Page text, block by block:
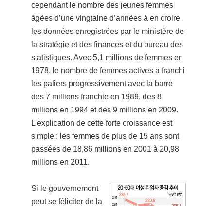
cependant le nombre des jeunes femmes
âgées d’une vingtaine d’années à en croire
les données enregistrées par le ministère de
la stratégie et des finances et du bureau des
statistiques. Avec 5,1 millions de femmes en
1978, le nombre de femmes actives a franchi
les paliers progressivement avec la barre
des 7 millions franchie en 1989, des 8
millions en 1994 et des 9 millions en 2009.
L’explication de cette forte croissance est
simple : les femmes de plus de 15 ans sont
passées de 18,86 millions en 2001 à 20,98
millions en 2011.
Si le gouvernement
peut se féliciter de la